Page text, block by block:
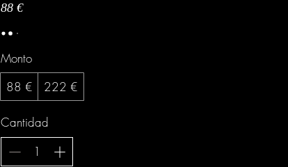
88 €
Monto
88 €
222 €
Cantidad